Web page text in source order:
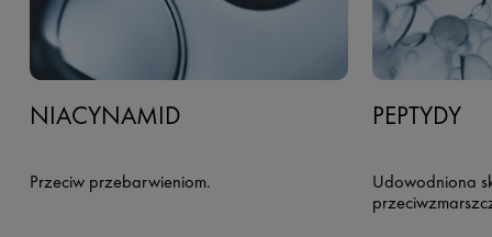
NIACYNAMID
Przeciw przebarwieniom.
PEPTYDY
Udowodniona